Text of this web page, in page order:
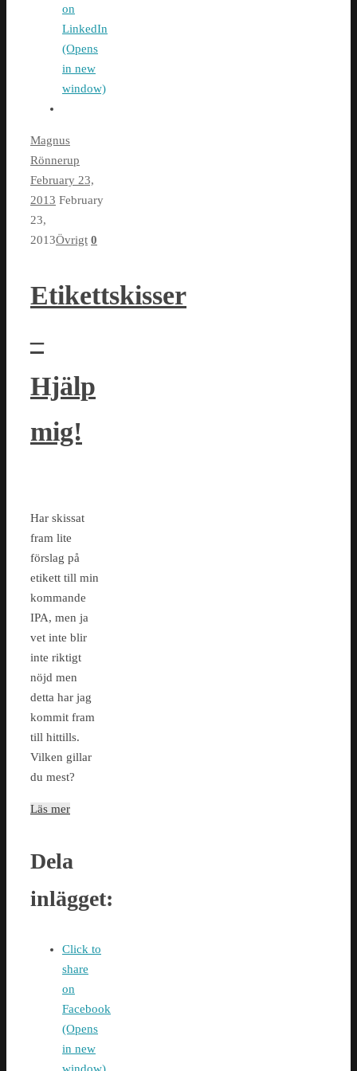
on
LinkedIn
(Opens
in new
window)
Magnus
Rönnerup
February 23,
2013 February
23,
2013Övrigt 0
Etikettskisser
–
Hjälp
mig!
Har skissat
fram lite
förslag på
etikett till min
kommande
IPA, men ja
vet inte blir
inte riktigt
nöjd men
detta har jag
kommit fram
till hittills.
Vilken gillar
du mest?
Läs mer
Dela
inlägget:
Click to
share
on
Facebook
(Opens
in new
window)